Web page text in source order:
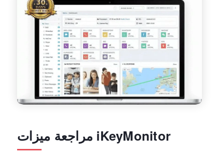
مراجعة ميزات iKeyMonitor